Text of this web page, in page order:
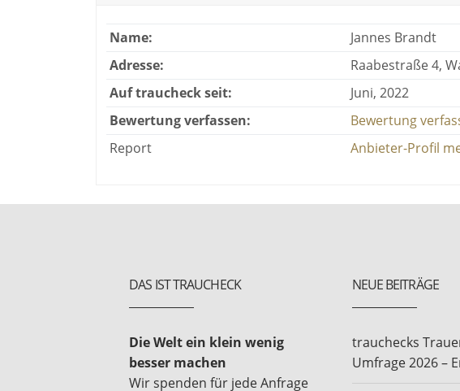
Name:
Jannes Brandt
Adresse:
Raabestraße 4,
Auf traucheck seit:
Juni, 2022
Bewertung verfassen:
Bewertung
Report
Anbieter-Profil
DAS IST TRAUCHECK
Die Welt ein klein wenig
besser machen
Wir spenden für jede Anfrage
NEUE BEITRÄGE
trauchecks
Umfrage 2026 –